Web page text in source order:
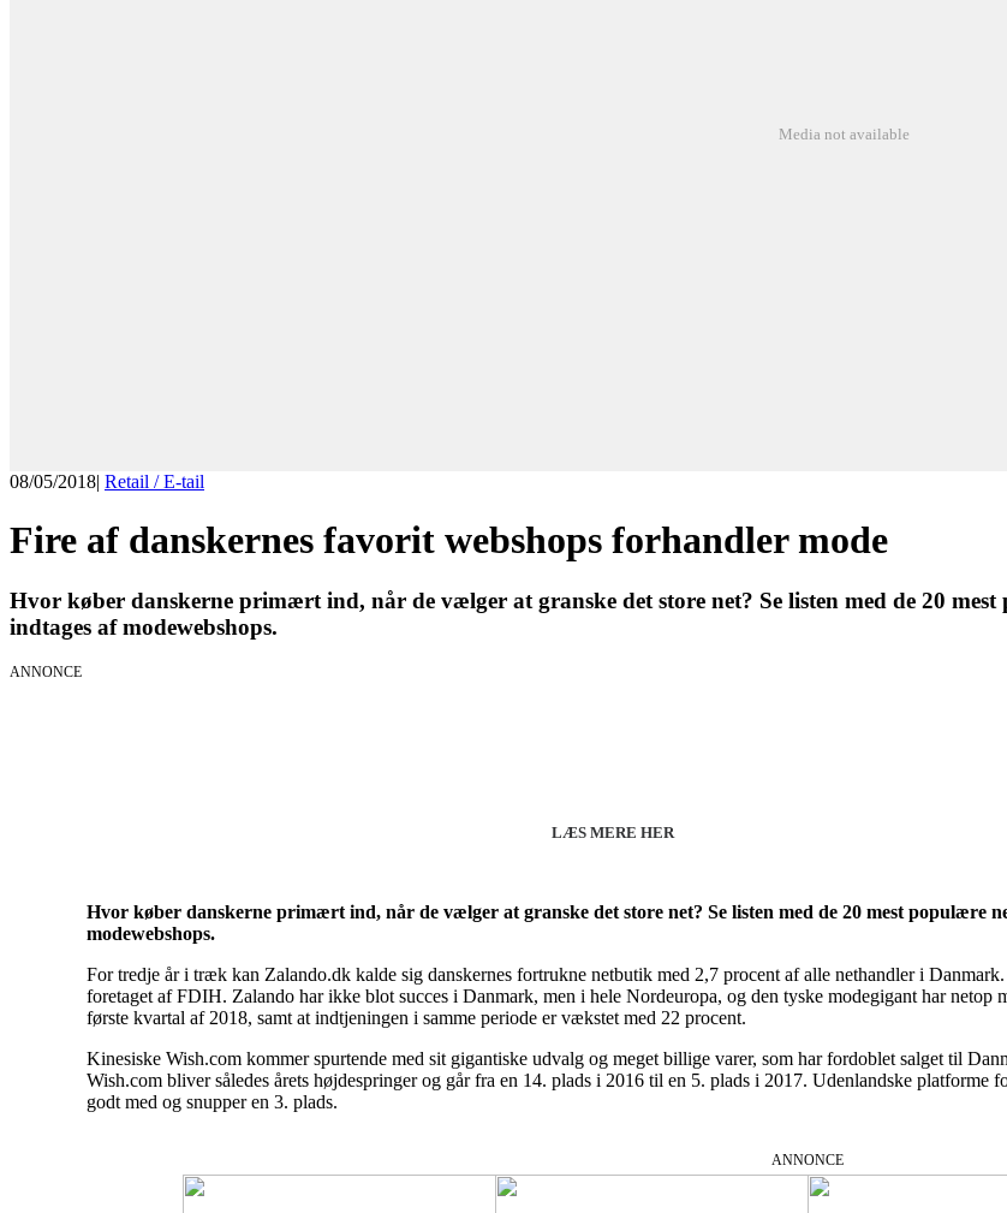
Media not available
08/05/2018| Retail / E-tail
Fire af danskernes favorit webshops forhandler mode
Hvor køber danskerne primært ind, når de vælger at granske det store net? Se listen med de 20
indtages af modewebshops.
ANNONCE
LÆS MERE HER
Hvor køber danskerne primært ind, når de vælger at granske det store net? Se listen med de 20 mest populære
modewebshops.
For tredje år i træk kan Zalando.dk kalde sig danskernes fortrukne netbutik med 2,7 procent af alle nethandler i
foretaget af FDIH. Zalando har ikke blot succes i Danmark, men i hele Nordeuropa, og den tyske modegigant har netop
første kvartal af 2018, samt at indtjeningen i samme periode er vækstet med 22 procent.
Kinesiske Wish.com kommer spurtende med sit gigantiske udvalg og meget billige varer, som har fordoblet salget til
Wish.com bliver således årets højdespringer og går fra en 14. plads i 2016 til en 5. plads i 2017. Udenlandske platforme
godt med og snupper en 3. plads.
ANNONCE